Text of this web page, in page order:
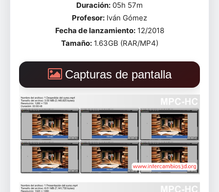
Duración: 05h 57m
Profesor: Iván Gómez
Fecha de lanzamiento:12/2018
Tamaño:1.63GB (RAR/MP4)
Capturas de pantalla